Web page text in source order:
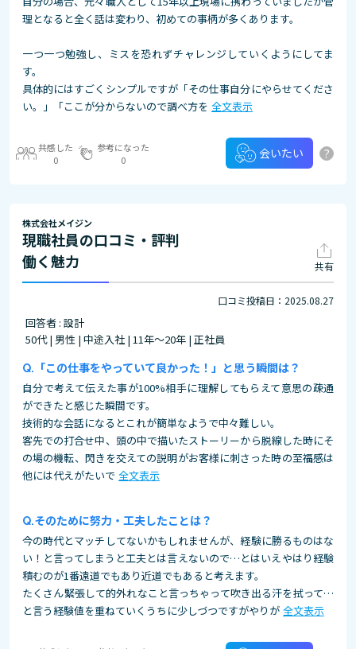
理となると全く話は変わり、初めての事柄が多くあります。
一つ一つ勉強し、ミスを恐れずチャレンジしていくようにしてま
す。
具体的にはすごくシンプルですが「その仕事自分にやらせてくださ
い。」「ここが分からないので調べ方を 全文表示
共感した
0
参考になった
0
会いたい ?
株式会社メイジン
現職社員の口コミ・評判
働く魅力
共有
口コミ投稿日：2025.08.27
回答者 : 設計
50代 | 男性 | 中途入社 | 11年～20年 | 正社員
「この仕事をやっていて良かった！」と思う瞬間は？
自分で考えて伝えた事が100%相手に理解してもらえて意思の疎通
ができたと感じた瞬間です。
技術的な会話になるとこれが簡単なようで中々難しい。
客先での打合せ中、頭の中で描いたストーリーから脱線した時にそ
の場の機転、閃きを交えての説明がお客様に刺さった時の至福感は
他には代えがたいで 全文表示
そのために努力・工夫したことは？
今の時代とマッチしてないかもしれませんが、経験に勝るものはな
い！と言ってしまうと工夫とは言えないので…とはいえやはり経験
積むのが1番遠道でもあり近道でもあると考えます。
たくさん緊張して的外れなこと言っちゃって吹き出る汗を拭って…
と言う経験値を重ねていくうちに少しづつですがやりが 全文表示